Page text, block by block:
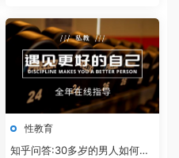
性教育
知乎问答:30多岁的男人如何保